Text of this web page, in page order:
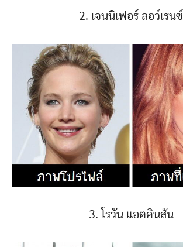
2. เจนนิเฟอร์ ลอว์เรนซ์
3. โรวัน แอตคินสัน